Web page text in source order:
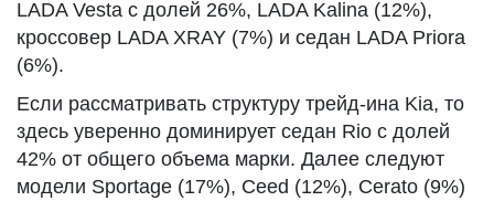
LADA Vesta с долей 26%, LADA Kalina (12%),
кроссовер LADA XRAY (7%) и седан LADA Priora
(6%).
Если рассматривать структуру трейд-ина Kia, то
здесь уверенно доминирует седан Rio с долей
42% от общего объема марки. Далее следуют
модели Sportage (17%), Ceed (12%), Cerato (9%)